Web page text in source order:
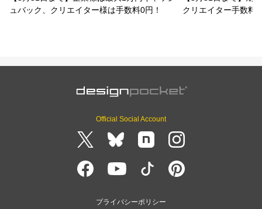
ュバック、クリエイター様は手数料0円！
クリエイター手数料
Official Social Account
プライバシーポリシー